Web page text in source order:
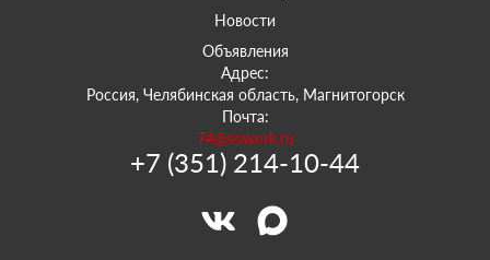
Новости
Объявления
Адрес:
Россия, Челябинская область, Магнитогорск
Почта:
74@sowork.ru
+7 (351) 214-10-44